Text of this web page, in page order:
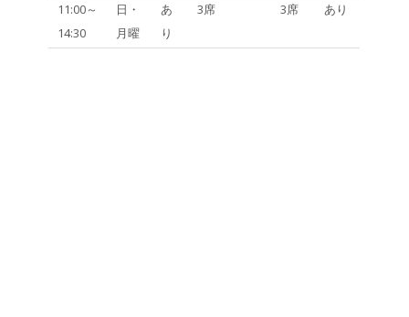
11:00～
14:30
日・
月曜
あ
り
3席 3席 あり